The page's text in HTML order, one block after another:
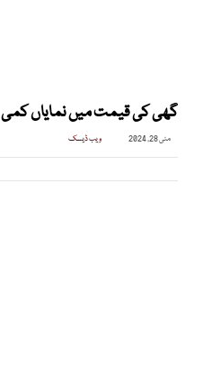
گھی کی قیمت میں نمایاں کمی
مئی 28, 2024 ویب ڈیسک